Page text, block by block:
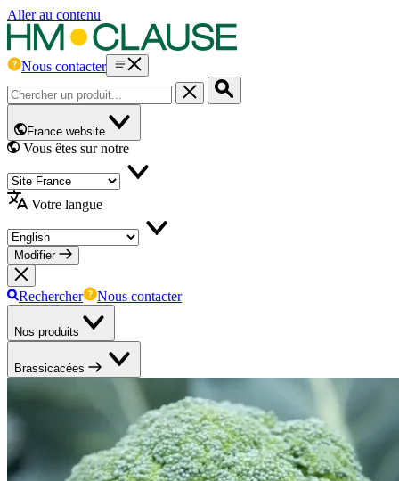
Aller au contenu
Nous contacter
France website
Vous êtes sur notre
Votre langue
Modifier
Rechercher Nous contacter
Nos produits
Brassicacées